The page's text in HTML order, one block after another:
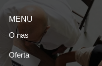
MENU
O nas
Oferta